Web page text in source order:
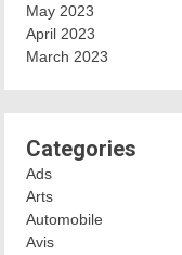
May 2023
April 2023
March 2023
Categories
Ads
Arts
Automobile
Avis